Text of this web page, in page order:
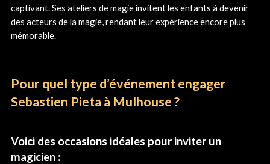
captivant. Ses ateliers de magie invitent les enfants à devenir
des acteurs de la magie, rendant leur expérience encore plus
mémorable.
Pour quel type d’événement engager
Sebastien Pieta à Mulhouse ?
Voici des occasions idéales pour inviter un
magicien :